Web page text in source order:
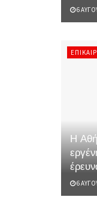
6
Η
6